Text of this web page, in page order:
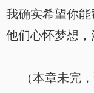
我确实希望你能
他们心怀梦想
（本章未完，